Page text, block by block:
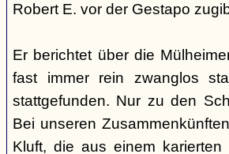
Robert E. vor der Gestapo
Er berichtet über die
fast immer rein zwanglos
stattgefunden. Nur zu den
Bei unseren
Kluft, die aus einem